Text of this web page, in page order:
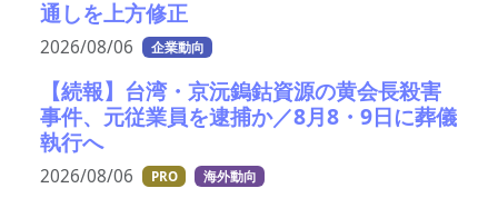
通しを上方修正
2026/08/06 企業動向
【続報】台湾・京沅鎢鈷資源の黄会長殺害
事件、元従業員を逮捕か／8月8・9日に葬儀
執行へ
2026/08/06 PRO 海外動向